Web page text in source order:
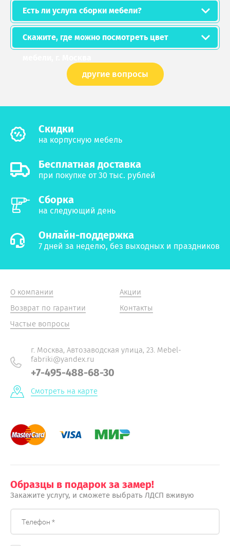
Есть ли услуга сборки мебели?
Скажите, где можно посмотреть цвет
другие вопросы
Cкидки
на корпусную мебель
Бесплатная доставка
при покупке от 30 тыс. рублей
Сборка
на следующий день
Онлайн-поддержка
7 дней за неделю, без выходных и праздников
О компании
Возврат по гарантии
Частые вопросы
Акции
Контакты
г. Москва, Автозаводская улица, 23. Mebel-
fabriki@yandex.ru
+7-495-488-68-30
Смотреть на карте
Образцы в подарок за замер!
Закажите услугу, и сможете выбрать ЛДСП вживую